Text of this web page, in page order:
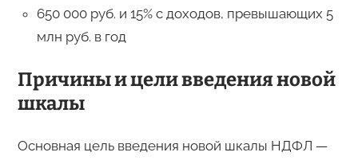
650 000 руб. и 15% с доходов, превышающих 5
млн руб. в год
Причины и цели введения новой
шкалы
Основная цель введения новой шкалы НДФЛ —